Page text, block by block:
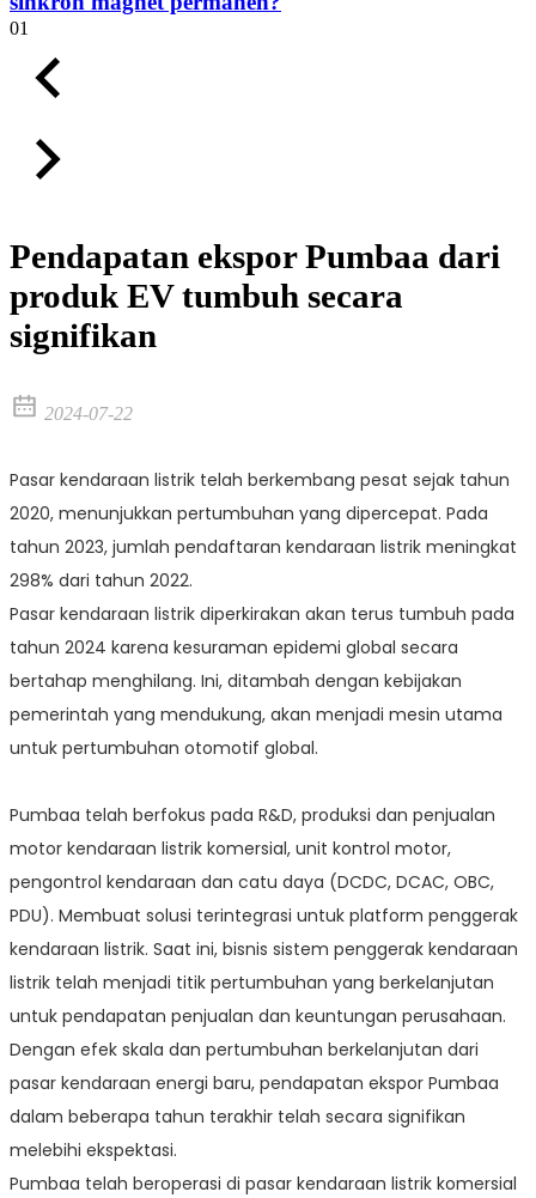
01
Pendapatan ekspor Pumbaa dari
produk EV tumbuh secara
signifikan
2024-07-22
Pasar kendaraan listrik telah berkembang pesat sejak tahun
2020, menunjukkan pertumbuhan yang dipercepat. Pada
tahun 2023, jumlah pendaftaran kendaraan listrik meningkat
298% dari tahun 2022.
Pasar kendaraan listrik diperkirakan akan terus tumbuh pada
tahun 2024 karena kesuraman epidemi global secara
bertahap menghilang. Ini, ditambah dengan kebijakan
pemerintah yang mendukung, akan menjadi mesin utama
untuk pertumbuhan otomotif global.
Pumbaa telah berfokus pada R&D, produksi dan penjualan
motor kendaraan listrik komersial, unit kontrol motor,
pengontrol kendaraan dan catu daya (DCDC, DCAC, OBC,
PDU). Membuat solusi terintegrasi untuk platform penggerak
kendaraan listrik. Saat ini, bisnis sistem penggerak kendaraan
listrik telah menjadi titik pertumbuhan yang berkelanjutan
untuk pendapatan penjualan dan keuntungan perusahaan.
Dengan efek skala dan pertumbuhan berkelanjutan dari
pasar kendaraan energi baru, pendapatan ekspor Pumbaa
dalam beberapa tahun terakhir telah secara signifikan
melebihi ekspektasi.
Pumbaa telah beroperasi di pasar kendaraan listrik komersial